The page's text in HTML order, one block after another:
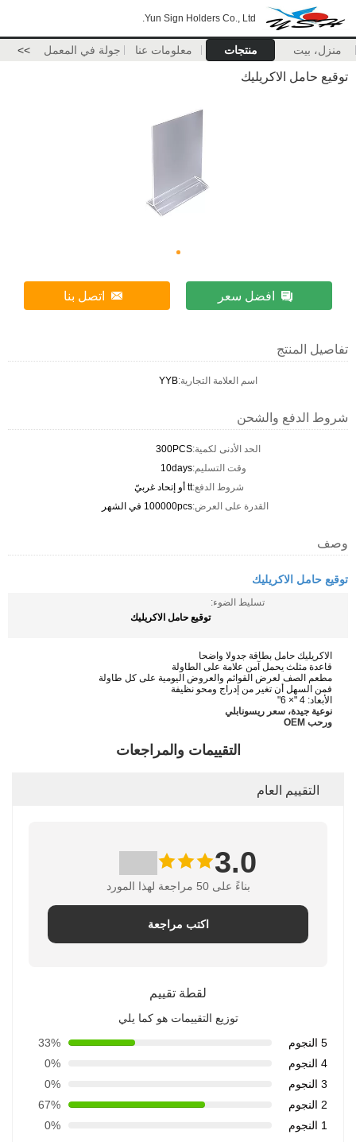
Yun Sign Holders Co., Ltd.
منزل، بيت منتجات معلومات عنا جولة في المعمل >>
توقيع حامل الاكريليك
افضل سعر اتصل بنا
تفاصيل المنتج
اسم العلامة التجارية:YYB
شروط الدفع والشحن
الحد الأدنى لكمية:300PCS
وقت التسليم:10days
شروط الدفع:tt أو إتحاد غربيّ
القدرة على العرض:100000pcs في الشهر
وصف
توقيع حامل الاكريليك
تسليط الضوء:
توقيع حامل الاكريليك
الاكريليك حامل بطاقة جدولا واضحا
قاعدة مثلث يحمل آمن علامة على الطاولة
مطعم الصف لعرض القوائم والعروض اليومية على كل طاولة
فمن السهل أن تغير من إدراج ومحو نظيفة
الأبعاد: 4 "× 6"
نوعية جيدة، سعر ريسونابلي
ورحب OEM
التقييمات والمراجعات
التقييم العام
3.0
بناءً على 50 مراجعة لهذا المورد
اكتب مراجعة
لقطة تقييم
توزيع التقييمات هو كما يلي
5 النجوم
33%
4 النجوم
0%
3 النجوم
0%
2 النجوم
67%
1 النجوم
0%